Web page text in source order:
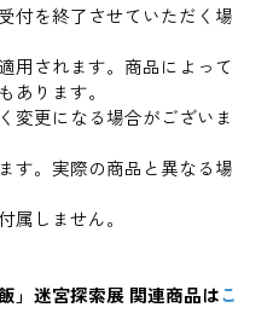
付を終了させていただく場
用されます。商品によって
あります。
変更になる場合がございま
す。実際の商品と異なる場
しません。
」迷宮探索展 関連商品はこ